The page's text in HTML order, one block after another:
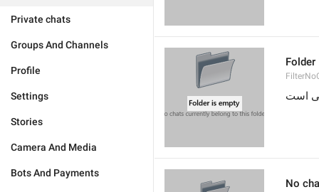
Private chats
Groups And Channels
Profile
Settings
Stories
Camera And Media
Bots And Payments
Folder
است
No